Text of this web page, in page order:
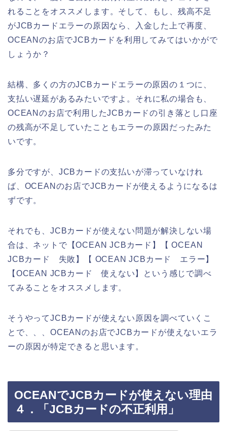
れることをオススメします。そして、もし、残高不足
がJCBカードエラーの原因なら、入金した上で再度、
OCEANのお店でJCBカードを利用してみてはいかがで
しょうか？
結構、多くの方のJCBカードエラーの原因の１つに、
支払い遅延があるみたいですよ。それに私の場合も、
OCEANのお店で利用したJCBカードの引き落とし口座
の残高が不足していたこともエラーの原因だったみた
いです。
多分ですが、JCBカードの支払いが滞っていなけれ
ば、OCEANのお店でJCBカードが使えるようになるは
ずです。
それでも、JCBカードが使えない問題が解決しない場
合は、ネットで【OCEAN JCBカード】【 OCEAN
JCBカード 失敗】【 OCEAN JCBカード エラー】
【OCEAN JCBカード 使えない】という感じで調べ
てみることをオススメします。
そうやってJCBカードが使えない原因を調べていくこ
とで、、、OCEANのお店でJCBカードが使えないエラ
ーの原因が特定できると思います。
OCEANでJCBカードが使えない理由
４．「JCBカードの不正利用」